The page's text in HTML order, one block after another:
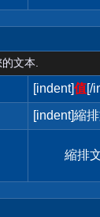
文本.
[indent]值[/
[indent]縮
縮排